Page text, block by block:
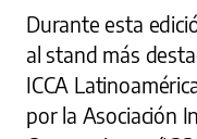
Durante esta
al stand más
ICCA
por la Asociación